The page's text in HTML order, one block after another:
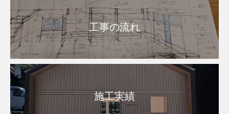
工事の流れ
施工実績